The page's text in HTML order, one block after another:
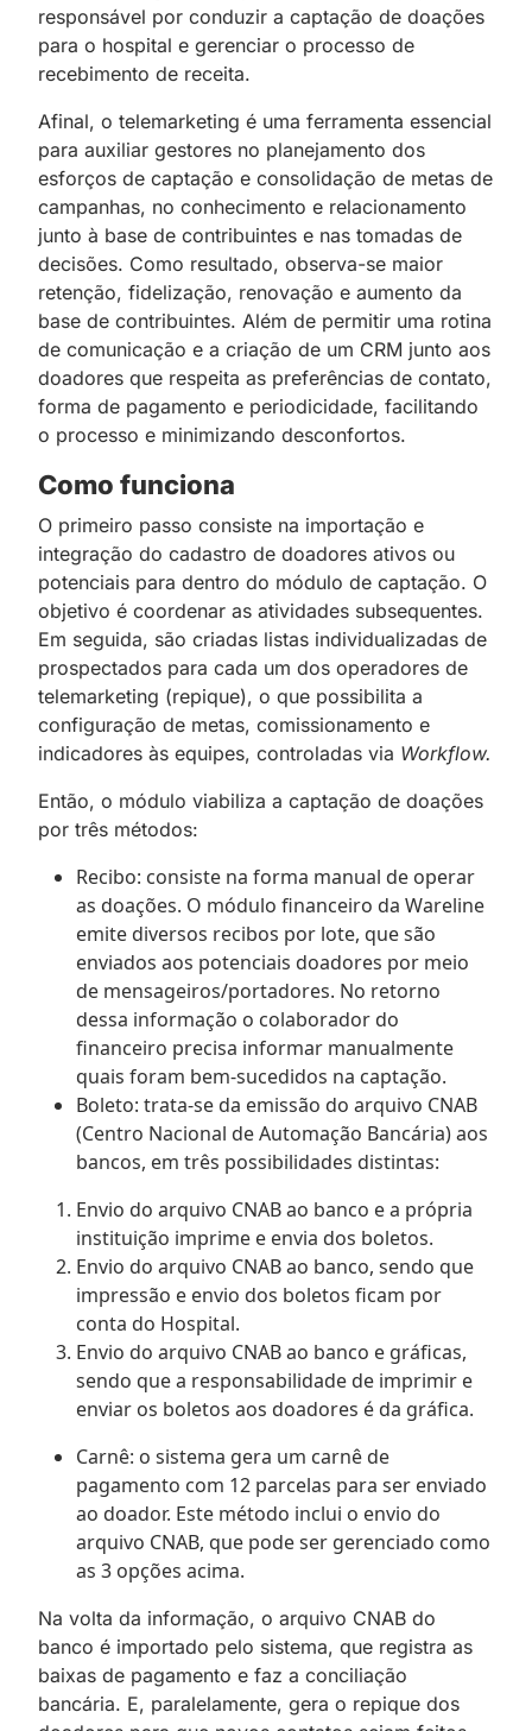
responsável por conduzir a captação de doações
para o hospital e gerenciar o processo de
recebimento de receita.
Afinal, o telemarketing é uma ferramenta essencial
para auxiliar gestores no planejamento dos
esforços de captação e consolidação de metas de
campanhas, no conhecimento e relacionamento
junto à base de contribuintes e nas tomadas de
decisões. Como resultado, observa-se maior
retenção, fidelização, renovação e aumento da
base de contribuintes. Além de permitir uma rotina
de comunicação e a criação de um CRM junto aos
doadores que respeita as preferências de contato,
forma de pagamento e periodicidade, facilitando
o processo e minimizando desconfortos.
Como funciona
O primeiro passo consiste na importação e
integração do cadastro de doadores ativos ou
potenciais para dentro do módulo de captação. O
objetivo é coordenar as atividades subsequentes.
Em seguida, são criadas listas individualizadas de
prospectados para cada um dos operadores de
telemarketing (repique), o que possibilita a
configuração de metas, comissionamento e
indicadores às equipes, controladas via Workflow.
Então, o módulo viabiliza a captação de doações
por três métodos:
Recibo: consiste na forma manual de operar
as doações. O módulo financeiro da Wareline
emite diversos recibos por lote, que são
enviados aos potenciais doadores por meio
de mensageiros/portadores. No retorno
dessa informação o colaborador do
financeiro precisa informar manualmente
quais foram bem-sucedidos na captação.
Boleto: trata-se da emissão do arquivo CNAB
(Centro Nacional de Automação Bancária) aos
bancos, em três possibilidades distintas:
Envio do arquivo CNAB ao banco e a própria
instituição imprime e envia dos boletos.
Envio do arquivo CNAB ao banco, sendo que
impressão e envio dos boletos ficam por
conta do Hospital.
Envio do arquivo CNAB ao banco e gráficas,
sendo que a responsabilidade de imprimir e
enviar os boletos aos doadores é da gráfica.
Carnê: o sistema gera um carnê de
pagamento com 12 parcelas para ser enviado
ao doador. Este método inclui o envio do
arquivo CNAB, que pode ser gerenciado como
as 3 opções acima.
Na volta da informação, o arquivo CNAB do
banco é importado pelo sistema, que registra as
baixas de pagamento e faz a conciliação
bancária. E, paralelamente, gera o repique dos